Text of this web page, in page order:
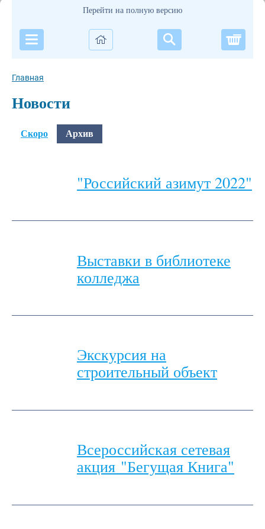
Перейти на полную версию
Главная
Новости
Скоро Архив
"Российский азимут 2022"
Выставки в библиотеке
колледжа
Экскурсия на
строительный объект
Всероссийская сетевая
акция "Бегущая Книга"